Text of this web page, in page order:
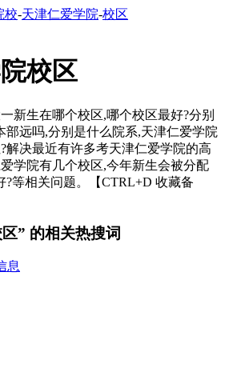
校-天津仁爱学院-校区
校区
新生在哪个校区,哪个校区最好?分别
部远吗,分别是什么院系,天津仁爱学院
解决最近有许多考天津仁爱学院的高
学院有几个校区,今年新生会被分配
?等相关问题。【CTRL+D 收藏备
” 的相关热搜词
息